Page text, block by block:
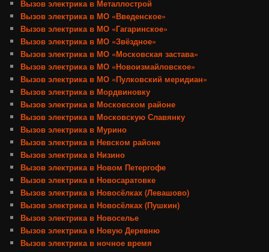
Вызов электрика в Металлострой
Вызов электрика в МО «Введенское»
Вызов электрика в МО «Гагаринское»
Вызов электрика в МО «Звёздное»
Вызов электрика в МО «Московская застава»
Вызов электрика в МО «Новоизмайловское»
Вызов электрика в МО «Пулковский меридиан»
Вызов электрика в Мордвиновку
Вызов электрика в Московском районе
Вызов электрика в Московскую Славянку
Вызов электрика в Мурино
Вызов электрика в Невском районе
Вызов электрика в Низино
Вызов электрика в Новом Петергофе
Вызов электрика в Новосаратовке
Вызов электрика в Новосёлках (Левашово)
Вызов электрика в Новосёлках (Пушкин)
Вызов электрика в Новоселье
Вызов электрика в Новую Деревню
Вызов электрика в ночное время